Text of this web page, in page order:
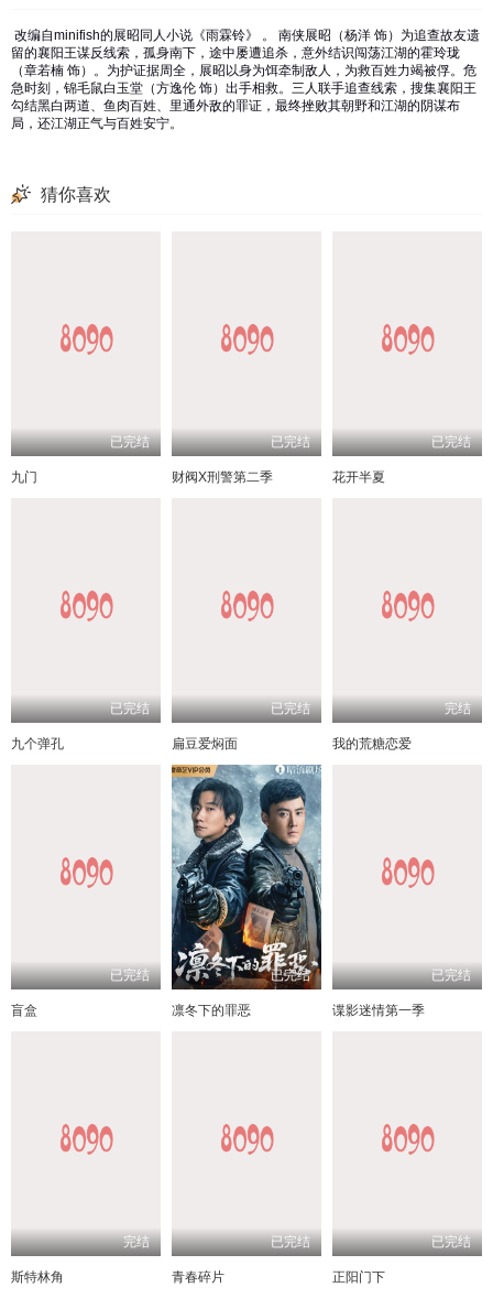
改编自minifish的展昭同人小说《雨霖铃》 。 南侠展昭（杨洋 饰）为追查故友遗
留的襄阳王谋反线索，孤身南下，途中屡遭追杀，意外结识闯荡江湖的霍玲珑
（章若楠 饰）。为护证据周全，展昭以身为饵牵制敌人，为救百姓力竭被俘。危
急时刻，锦毛鼠白玉堂（方逸伦 饰）出手相救。三人联手追查线索，搜集襄阳王
勾结黑白两道、鱼肉百姓、里通外敌的罪证，最终挫败其朝野和江湖的阴谋布
局，还江湖正气与百姓安宁。
猜你喜欢
已完结
九门
已完结
财阀X刑警第二季
已完结
花开半夏
已完结
九个弹孔
已完结
扁豆爱焖面
完结
我的荒糖恋爱
已完结
盲盒
已完结
凛冬下的罪恶
已完结
谍影迷情第一季
完结
斯特林角
已完结
青春碎片
已完结
正阳门下